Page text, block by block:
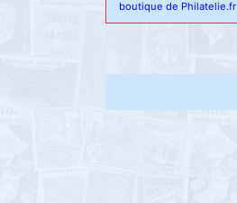
boutique de Philatelie.fr